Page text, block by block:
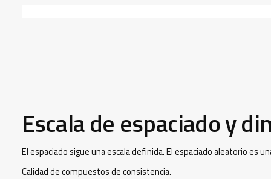
Escala de espaciado y
El espaciado sigue una escala definida. El espaciado aleatorio es
Calidad de compuestos de consistencia.